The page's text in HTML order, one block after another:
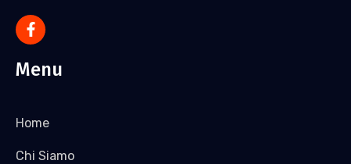
Menu
Home
Chi Siamo